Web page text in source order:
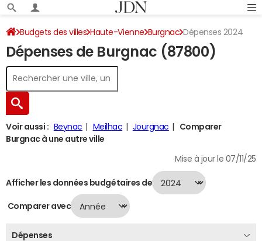
Budgets des villes Haute-Vienne Burgnac Dépenses 2024
Dépenses de Burgnac (87800)
Voir aussi : Beynac Meilhac Jourgnac
Comparer
Burgnac à une autre ville
Mise à jour le 07/11/25
Afficher les données budgétaires de
Comparer avec
Dépenses